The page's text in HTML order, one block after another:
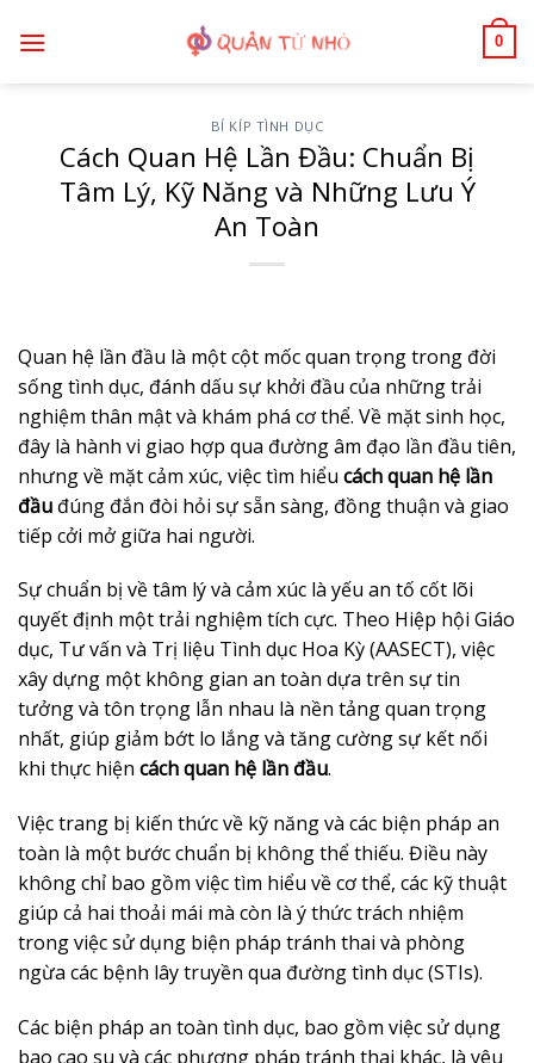
qua
0
BÍ KÍP TÌNH DỤC
Cách Quan Hệ Lần Đầu: Chuẩn Bị
Tâm Lý, Kỹ Năng và Những Lưu Ý
An Toàn
Quan hệ lần đầu là một cột mốc quan trọng trong đời
sống tình dục, đánh dấu sự khởi đầu của những trải
nghiệm thân mật và khám phá cơ thể. Về mặt sinh học,
đây là hành vi giao hợp qua đường âm đạo lần đầu tiên,
nhưng về mặt cảm xúc, việc tìm hiểu cách quan hệ lần
đầu đúng đắn đòi hỏi sự sẵn sàng, đồng thuận và giao
tiếp cởi mở giữa hai người.
Sự chuẩn bị về tâm lý và cảm xúc là yếu an tố cốt lõi
quyết định một trải nghiệm tích cực. Theo Hiệp hội Giáo
dục, Tư vấn và Trị liệu Tình dục Hoa Kỳ (AASECT), việc
xây dựng một không gian an toàn dựa trên sự tin
tưởng và tôn trọng lẫn nhau là nền tảng quan trọng
nhất, giúp giảm bớt lo lắng và tăng cường sự kết nối
khi thực hiện cách quan hệ lần đầu.
Việc trang bị kiến thức về kỹ năng và các biện pháp an
toàn là một bước chuẩn bị không thể thiếu. Điều này
không chỉ bao gồm việc tìm hiểu về cơ thể, các kỹ thuật
giúp cả hai thoải mái mà còn là ý thức trách nhiệm
trong việc sử dụng biện pháp tránh thai và phòng
ngừa các bệnh lây truyền qua đường tình dục (STIs).
Các biện pháp an toàn tình dục, bao gồm việc sử dụng
bao cao su và các phương pháp tránh thai khác, là yêu